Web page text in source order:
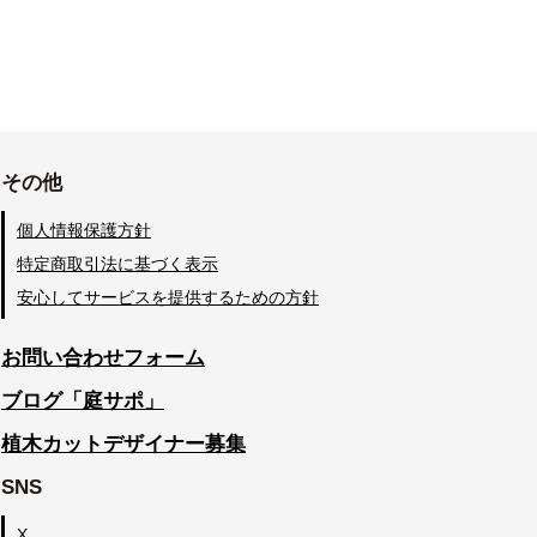
その他
個人情報保護方針
特定商取引法に基づく表示
安心してサービスを提供するための方針
お問い合わせフォーム
ブログ「庭サポ」
植木カットデザイナー募集
SNS